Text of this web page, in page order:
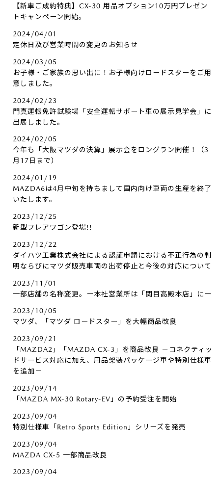
【新車ご成約特典】CX-30 用品オプション10万円プレゼン
トキャンペーン開始。
2024/04/01
定休日及び営業時間の変更のお知らせ
2024/03/05
お子様・ご家族の思い出に！お子様向けロードスターをご用
意しました。
2024/02/23
門真運転免許試験場「安全運転サポート車の展示見学会」に
出展しました。
2024/02/05
今年も「大阪マツダの決算」展示会をロングラン開催！（3
月17日まで）
2024/01/19
MAZDA6は4月中旬を持ちまして国内向け車両の生産を終了
いたします。
2023/12/25
新型フレアワゴン登場!!
2023/12/22
ダイハツ工業株式会社による認証申請における不正行為の判
明ならびにマツダ販売車両の出荷停止と今後の対応について
2023/11/01
一部店舗の名称変更。ー本社営業所は「関目高殿本店」にー
2023/10/05
マツダ、「マツダ ロードスター」を大幅商品改良
2023/09/21
「MAZDA2」「MAZDA CX-3」を商品改良 －コネクティッ
ドサービス対応に加え、用品架装パッケージ車や特別仕様車
を追加－
2023/09/14
「MAZDA MX-30 Rotary-EV」の予約受注を開始
2023/09/04
特別仕様車「Retro Sports Edition」シリーズを発売
2023/09/04
MAZDA CX-5 一部商品改良
2023/09/04